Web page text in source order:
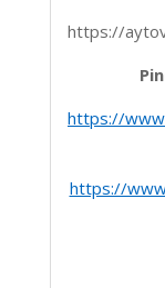
https://
https://
https://